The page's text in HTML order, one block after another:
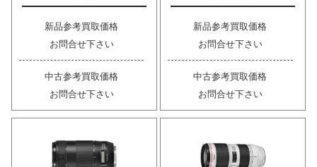
新品参考買取価格
お問合せ下さい
中古参考買取価格
お問合せ下さい
新品参考買取価格
お問合せ下さい
中古参考買取価格
お問合せ下さい